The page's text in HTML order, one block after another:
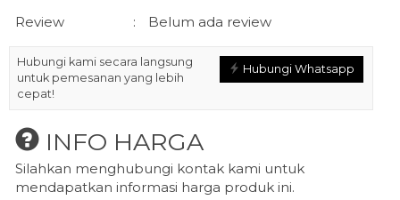
Review
: Belum ada review
Hubungi Whatsapp
Hubungi kami secara langsung
untuk pemesanan yang lebih
cepat!
INFO HARGA
Silahkan menghubungi kontak kami untuk
mendapatkan informasi harga produk ini.